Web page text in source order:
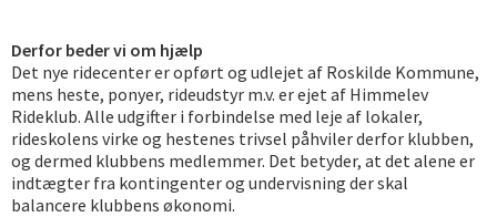
Derfor beder vi om hjælp
Det nye ridecenter er opført og udlejet af Roskilde Kommune,
mens heste, ponyer, rideudstyr m.v. er ejet af Himmelev
Rideklub. Alle udgifter i forbindelse med leje af lokaler,
rideskolens virke og hestenes trivsel påhviler derfor klubben,
og dermed klubbens medlemmer. Det betyder, at det alene er
indtægter fra kontingenter og undervisning der skal
balancere klubbens økonomi.